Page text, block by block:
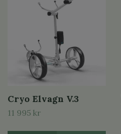
Cryo Elvagn V.3
11 995 kr